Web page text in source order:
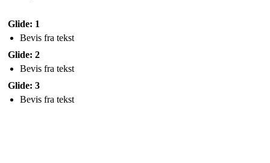
Glide: 1
Bevis fra tekst
Glide: 2
Bevis fra tekst
Glide: 3
Bevis fra tekst